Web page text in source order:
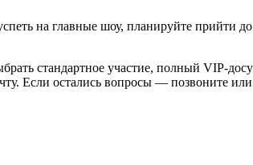
на главные шоу, планируйте прийти
стандартное участие, полный VIP-
Если остались вопросы — позвоните